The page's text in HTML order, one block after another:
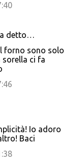
detto…
forno sono solo
sorella ci fa
Io adoro
Baci